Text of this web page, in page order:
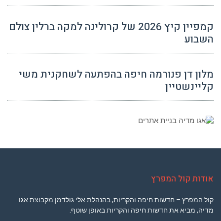
קמפיין קיץ 2026 של קרולינה למקה ברלין צולם
השבוע
מלון דן פנורמה חיפה בהפתעה לשחקנית משי
קליינשטיין
אודות קול המפרץ
קול המפרץ – חדשות חיפה והקריות, בהנהלת אלי גולדמן מקבוצת אגו
מדיה, מביא את חדשות חיפה והקריות באופן שוטף.